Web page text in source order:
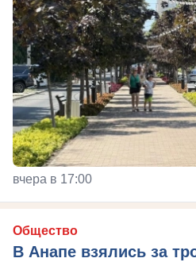
вчера в 17:00
Общество
В Анапе взялись за